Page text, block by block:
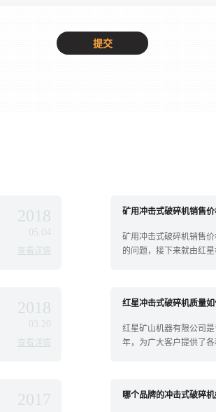
2018
05.04
查看详情
矿用冲击式破碎机销售价
矿用冲击式破碎机销售
的问题，接下来就由红
2018
03.20
查看详情
红星冲击式破碎机质量
红星矿山机器有限公司
年，为广大客户提供了
2017 哪个品牌的冲击式破碎机